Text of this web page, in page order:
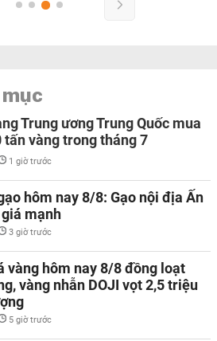
Trung ương Trung Quốc mua
tấn vàng trong tháng 7
1 giờ trước
hôm nay 8/8: Gạo nội địa Ấn
mạnh
3 giờ trước
vàng hôm nay 8/8 đồng loạt
vàng nhẫn DOJI vọt 2,5 triệu
5 giờ trước